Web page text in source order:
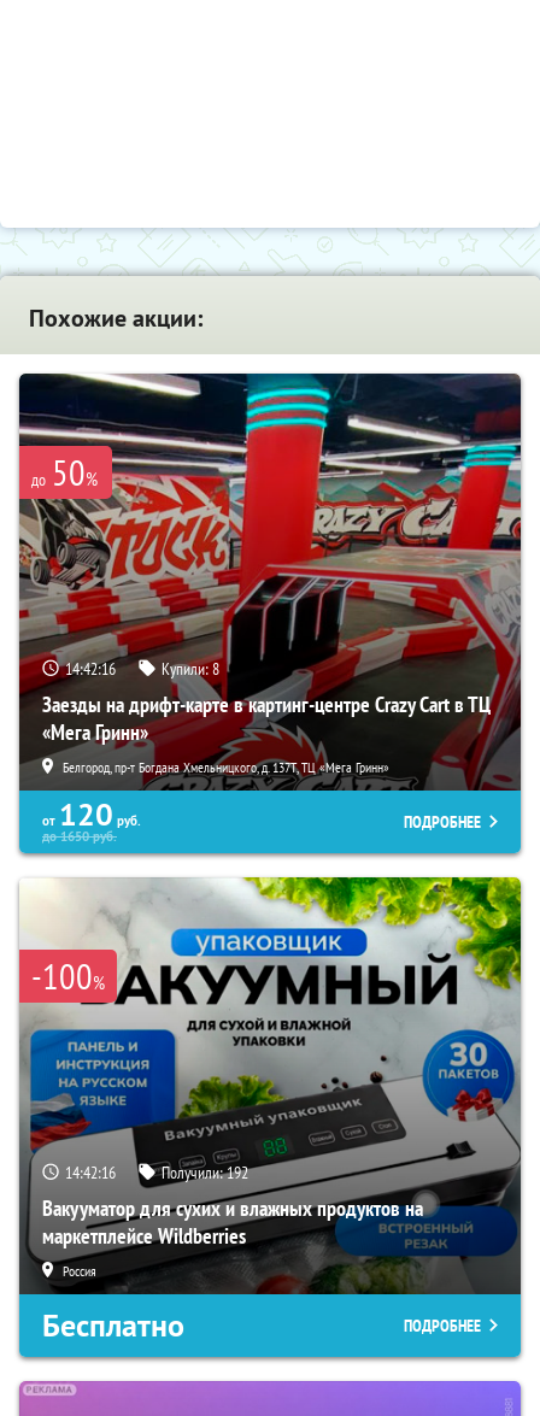
Похожие акции:
до 50%
14:42:15 Купили:8
Заезды на дрифт-карте в картинг-центре Crazy Cart в ТЦ
«Мега Гринн»
Белгород, пр-т Богдана Хмельницкого, д. 137Т, ТЦ «Мега Гринн»
от 120 руб.
до1650руб.
ПОДРОБНЕЕ
-100%
14:42:15 Получили:192
Вакууматор для сухих и влажных продуктов на
маркетплейсе Wildberries
Россия
Бесплатно ПОДРОБНЕЕ